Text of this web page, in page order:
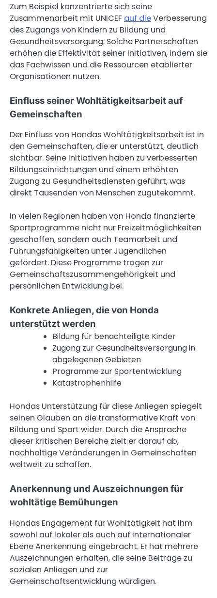
Zum Beispiel konzentrierte sich seine
Zusammenarbeit mit UNICEF auf dieVerbesserung
des Zugangs von Kindern zu Bildung und
Gesundheitsversorgung. Solche Partnerschaften
erhöhen die Effektivität seiner Initiativen, indem sie
das Fachwissen und die Ressourcen etablierter
Organisationen nutzen.
Einfluss seiner Wohltätigkeitsarbeit auf
Gemeinschaften
Der Einfluss von Hondas Wohltätigkeitsarbeit ist in
den Gemeinschaften, die er unterstützt, deutlich
sichtbar. Seine Initiativen haben zu verbesserten
Bildungseinrichtungen und einem erhöhten
Zugang zu Gesundheitsdiensten geführt, was
direkt Tausenden von Menschen zugutekommt.
In vielen Regionen haben von Honda finanzierte
Sportprogramme nicht nur Freizeitmöglichkeiten
geschaffen, sondern auch Teamarbeit und
Führungsfähigkeiten unter Jugendlichen
gefördert. Diese Programme tragen zur
Gemeinschaftszusammengehörigkeit und
persönlichen Entwicklung bei.
Konkrete Anliegen, die von Honda
unterstützt werden
Bildung für benachteiligte Kinder
Zugang zur Gesundheitsversorgung in
abgelegenen Gebieten
Programme zur Sportentwicklung
Katastrophenhilfe
Hondas Unterstützung für diese Anliegen spiegelt
seinen Glauben an die transformative Kraft von
Bildung und Sport wider. Durch die Ansprache
dieser kritischen Bereiche zielt er darauf ab,
nachhaltige Veränderungen in Gemeinschaften
weltweit zu schaffen.
Anerkennung und Auszeichnungen für
wohltätige Bemühungen
Hondas Engagement für Wohltätigkeit hat ihm
sowohl auf lokaler als auch auf internationaler
Ebene Anerkennung eingebracht. Er hat mehrere
Auszeichnungen erhalten, die seine Beiträge zu
sozialen Anliegen und zur
Gemeinschaftsentwicklung würdigen.